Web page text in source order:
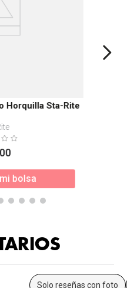
Horquilla Sta-Rite
00
bolsa
Solo reseñas con foto